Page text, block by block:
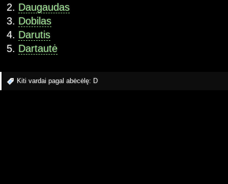
Daugaudas
Dobilas
Darutis
Dartautė
Kiti vardai pagal abėcėlę: D